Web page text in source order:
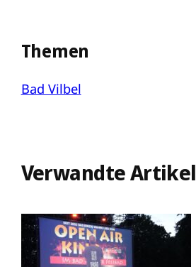
Themen
Bad Vilbel
Verwandte Artikel